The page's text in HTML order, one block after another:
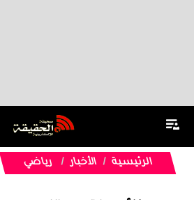
الرئيسية الأخبار رياضي